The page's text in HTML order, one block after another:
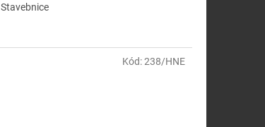
Stavebnice
Kód:238/HNE